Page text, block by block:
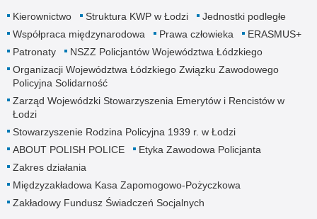
Kierownictwo Struktura KWP w Łodzi
Jednostki podległe
Współpraca międzynarodowa
Prawa człowieka
ERASMUS+
Patronaty
NSZZ Policjantów Województwa Łódzkiego
Organizacji Województwa Łódzkiego Związku Zawodowego
Policyjna Solidarność
Zarząd Wojewódzki Stowarzyszenia Emerytów i Rencistów w
Łodzi
Stowarzyszenie Rodzina Policyjna 1939 r. w Łodzi
ABOUT POLISH POLICE
Etyka Zawodowa Policjanta
Zakres działania
Międzyzakładowa Kasa Zapomogowo-Pożyczkowa
Zakładowy Fundusz Świadczeń Socjalnych